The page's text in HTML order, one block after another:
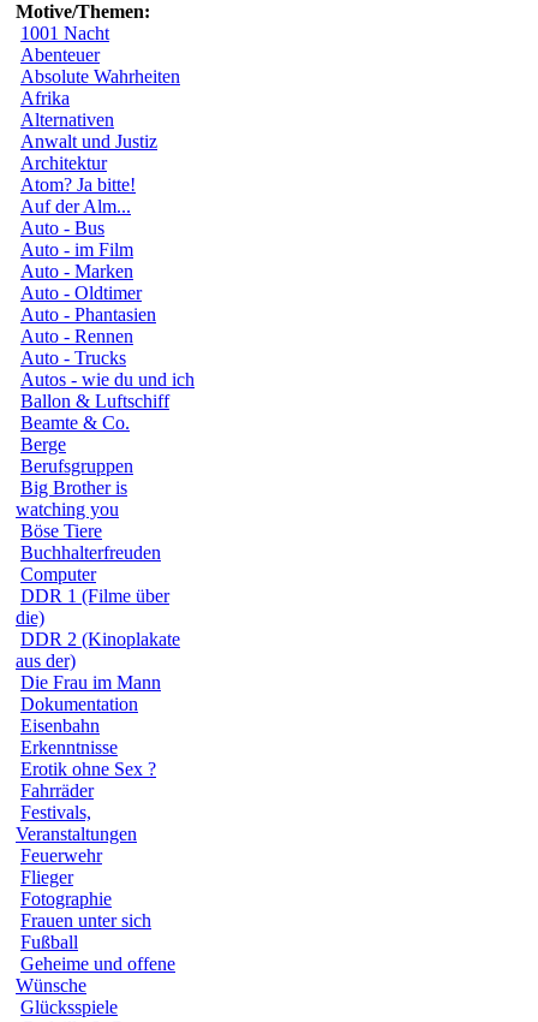
Motive/Themen:
1001 Nacht
Abenteuer
Absolute Wahrheiten
Afrika
Alternativen
Anwalt und Justiz
Architektur
Atom? Ja bitte!
Auf der Alm...
Auto - Bus
Auto - im Film
Auto - Marken
Auto - Oldtimer
Auto - Phantasien
Auto - Rennen
Auto - Trucks
Autos - wie du und ich
Ballon & Luftschiff
Beamte & Co.
Berge
Berufsgruppen
Big Brother is
watching you
Böse Tiere
Buchhalterfreuden
Computer
DDR 1 (Filme über
die)
DDR 2 (Kinoplakate
aus der)
Die Frau im Mann
Dokumentation
Eisenbahn
Erkenntnisse
Erotik ohne Sex ?
Fahrräder
Festivals,
Veranstaltungen
Feuerwehr
Flieger
Fotographie
Frauen unter sich
Fußball
Geheime und offene
Wünsche
Glücksspiele